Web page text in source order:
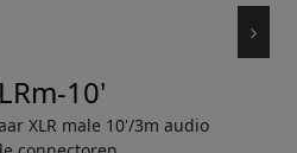
10'
XLR male 10'/3m audio